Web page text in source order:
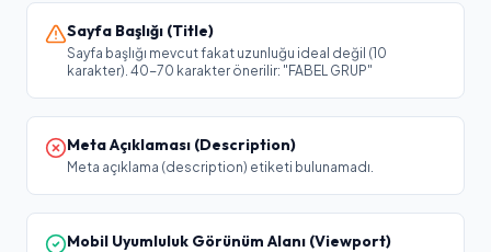
Sayfa Başlığı (Title)
Sayfa başlığı mevcut fakat uzunluğu ideal değil (10
karakter). 40-70 karakter önerilir: "FABEL GRUP"
Meta Açıklaması (Description)
Meta açıklama (description) etiketi bulunamadı.
Mobil Uyumluluk Görünüm Alanı (Viewport)